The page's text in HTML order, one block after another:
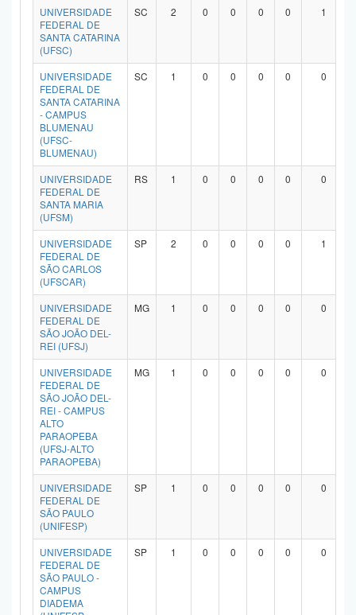
UNIVERSIDADE
FEDERAL DE
SANTA CATARINA
(UFSC)
SC 2 0 0 0 0 1
UNIVERSIDADE
FEDERAL DE
SANTA CATARINA
- CAMPUS
BLUMENAU
(UFSC-
BLUMENAU)
SC 1 0 0 0 0 0
UNIVERSIDADE
FEDERAL DE
SANTA MARIA
(UFSM)
RS 1 0 0 0 0 0
UNIVERSIDADE
FEDERAL DE
SÃO CARLOS
(UFSCAR)
SP 2 0 0 0 0 1
UNIVERSIDADE
FEDERAL DE
SÃO JOÃO DEL-
REI (UFSJ)
MG 1 0 0 0 0 0
UNIVERSIDADE
FEDERAL DE
SÃO JOÃO DEL-
REI - CAMPUS
ALTO
PARAOPEBA
(UFSJ-ALTO
PARAOPEBA)
MG 1 0 0 0 0 0
UNIVERSIDADE
FEDERAL DE
SÃO PAULO
(UNIFESP)
SP 1 0 0 0 0 0
UNIVERSIDADE
FEDERAL DE
SÃO PAULO -
CAMPUS
DIADEMA
SP 1 0 0 0 0 0